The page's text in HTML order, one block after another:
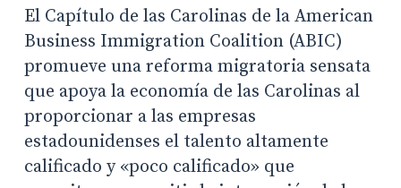
El Capítulo de las Carolinas de la American
Business Immigration Coalition (ABIC)
promueve una reforma migratoria sensata
que apoya la economía de las Carolinas al
proporcionar a las empresas
estadounidenses el talento altamente
calificado y «poco calificado» que